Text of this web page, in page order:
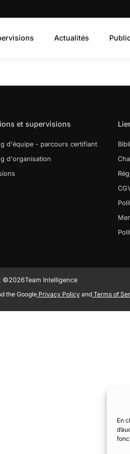
En
Actualités
et supervisions
d'équipe - parcours certifiant
d'organisation
©2026Team Intelligence
the GooglePrivacy PolicyandTerms of